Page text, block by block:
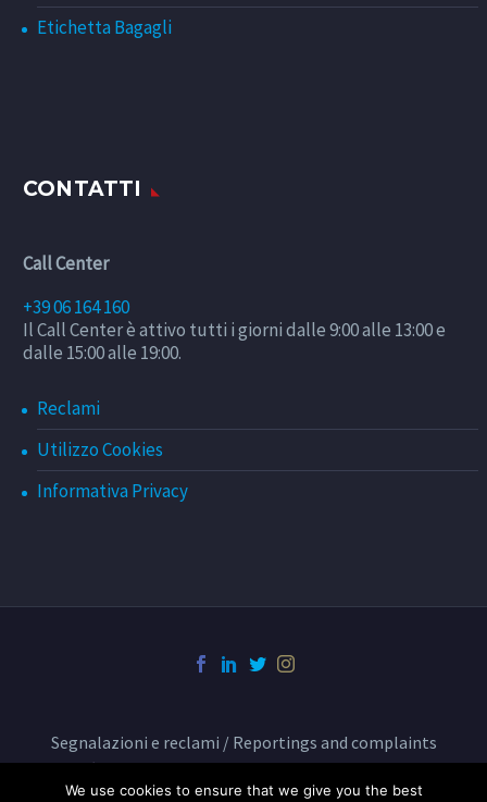
Etichetta Bagagli
CONTATTI
Call Center
+39 06 164 160
Il Call Center è attivo tutti i giorni dalle 9:00 alle 13:00 e
dalle 15:00 alle 19:00.
Reclami
Utilizzo Cookies
Informativa Privacy
Segnalazioni e reclami / Reportings and complaints
Condizioni di trasporto BusCenter
We use cookies to ensure that we give you the best